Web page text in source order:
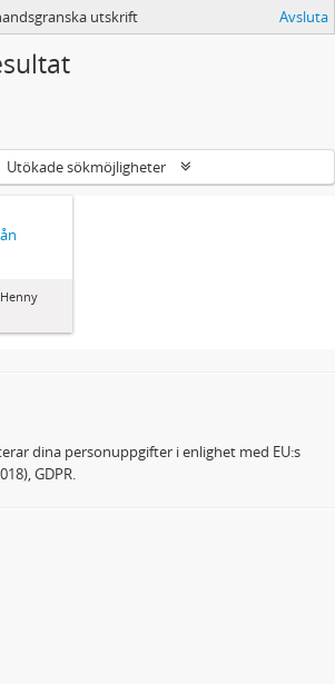
utskrift Avsluta
Utökade sökmöjligheter
dina personuppgifter i enlighet med EU:s
GDPR.